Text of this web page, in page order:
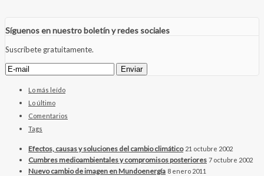
Síguenos en nuestro boletín y redes sociales
Suscríbete gratuitamente.
Lo más leído
Lo último
Comentarios
Tags
Efectos, causas y soluciones del cambio climático 21 octubre 2002
Cumbres medioambientales y compromisos posteriores 7 octubre 2002
Nuevo cambio de imagen en Mundoenergía 8 enero 2011